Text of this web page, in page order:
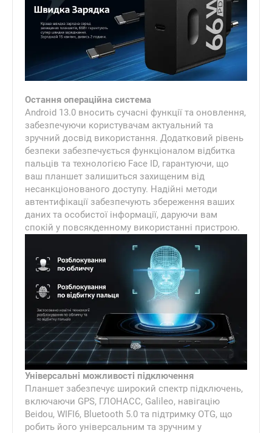
Остання операційна система
Android 13.0 вносить сучасні функції та оновлення,
забезпечуючи користувачам актуальний та
зручний досвід використання. Додатковий рівень
безпеки забезпечується функціоналом відбитка
пальців та технологією Face ID, гарантуючи, що
ваш планшет залишиться захищеним від
несанкціонованого доступу. Надійні методи
автентифікації забезпечують збереження ваших
даних та особистої інформації, даруючи вам
спокій у повсякденному використанні пристрою.
Універсальні можливості підключення
Планшет забезпечує широкий спектр підключень,
включаючи GPS, ГЛОНАСС, Galileo, навігацію
Beidou, WIFI6, Bluetooth 5.0 та підтримку OTG, що
робить його універсальним та зручним у